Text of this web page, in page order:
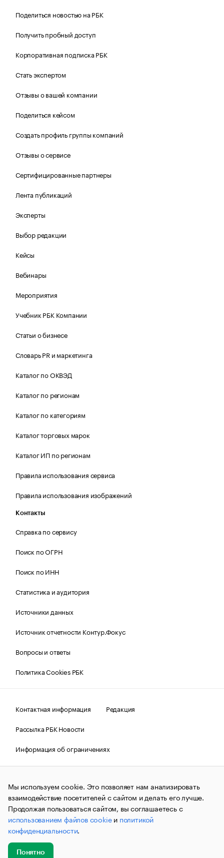
Поделиться новостью на РБК
Получить пробный доступ
Корпоративная подписка РБК
Стать экспертом
Отзывы о вашей компании
Поделиться кейсом
Создать профиль группы компаний
Отзывы о сервисе
Сертифицированные партнеры
Лента публикаций
Эксперты
Выбор редакции
Кейсы
Вебинары
Мероприятия
Учебник РБК Компании
Статьи о бизнесе
Словарь PR и маркетинга
Каталог по ОКВЭД
Каталог по регионам
Каталог по категориям
Каталог торговых марок
Каталог ИП по регионам
Правила использования сервиса
Правила использования изображений
Контакты
Справка по сервису
Поиск по ОГРН
Поиск по ИНН
Статистика и аудитория
Источники данных
Источник отчетности Контур.Фокус
Вопросы и ответы
Политика Cookies РБК
Контактная информация
Редакция
Рассылка РБК Новости
Информация об ограничениях
Правовая информация
О соблюдении авторских прав
© АО «РОСБИЗНЕСКОНСАЛТИНГ»,1995–2026.Сообщения
и материалы информационного агентства «РБК»
(зарегистрировано Федеральной службой по надзору в сфере
связи, информационных технологий и массовых
коммуникаций (Роскомнадзор) 09.12.2015 за номером ИА
№ФС77-63848) сопровождаются пометкой «РБК». Отдельные
публикации могут содержать информацию,
не предназначенную для пользователей
до 18 лет.
Мы используем cookie. Это позволяет нам анализировать
взаимодействие посетителей с сайтом и делать его лучше.
Продолжая пользоваться сайтом, вы соглашаетесь с
использованием файлов cookieи политикой
конфиденциальности.
Понятно